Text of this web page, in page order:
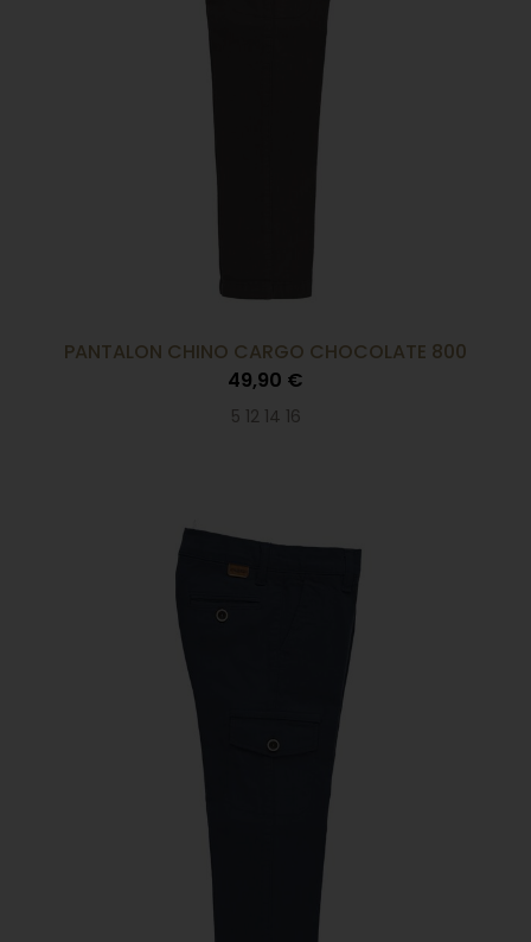
PANTALON CHINO CARGO CHOCOLATE 800
49,90 €
5 12 14 16